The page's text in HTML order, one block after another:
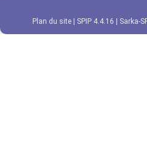
Plan du site SPIP 4.4.16 Sarka-